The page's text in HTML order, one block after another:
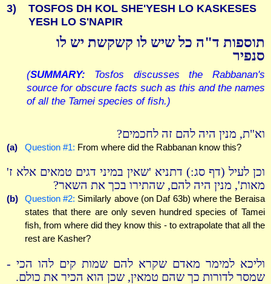
3)
TOSFOS DH KOL SHE'YESH LO KASKESES
YESH LO S'NAPIR
תוספות ד"ה כל שיש לו קשקשת יש לו
סנפיר
(SUMMARY: Tosfos discusses the Rabbanan's
source for obscure facts such as this and the names
of all the Tamei species of fish.)
וא"ת, מנין היה להם זה לחכמים?
(a) Question #1: From where did the Rabbanan know this?
וכן לעיל (דף סג:) דתניא 'שאין במיני דגים טמאים אלא ז'
מאות', מנין היה להם, שהתירו בכך את השאר?
(b) Question #2: Similarly above (on Daf 63b) where the Beraisa
states that there are only seven hundred species of Tamei
fish, from where did they know this - to extrapolate that all the
rest are Kasher?
וליכא למימר מאדם שקרא להם שמות קים להו הכי -
שמסר לדורות כך שהם טמאין, שכן הוא הכיר את כולם.